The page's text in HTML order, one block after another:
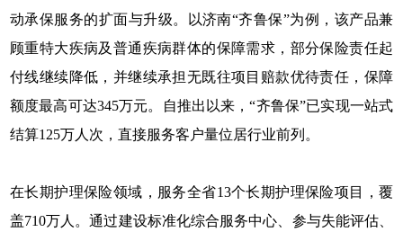
动承保服务的扩面与升级。以济南“齐鲁保”为例，该产品兼
顾重特大疾病及普通疾病群体的保障需求，部分保险责任起
付线继续降低，并继续承担无既往项目赔款优待责任，保障
额度最高可达345万元。自推出以来，“齐鲁保”已实现一站式
结算125万人次，直接服务客户量位居行业前列。
在长期护理保险领域，服务全省13个长期护理保险项目，覆
盖710万人。通过建设标准化综合服务中心、参与失能评估、